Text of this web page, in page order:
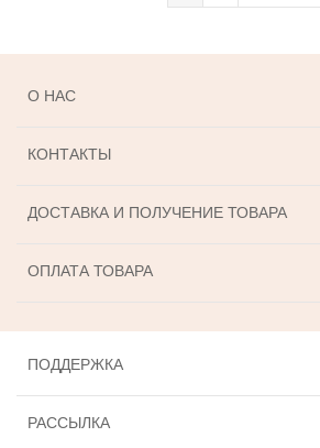
О НАС
КОНТАКТЫ
ДОСТАВКА И ПОЛУЧЕНИЕ ТОВАРА
ОПЛАТА ТОВАРА
ПОДДЕРЖКА
РАССЫЛКА